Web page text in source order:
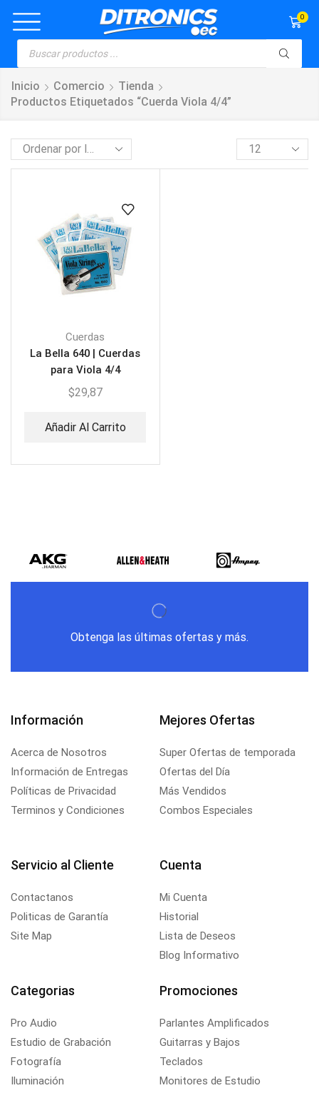
0
Inicio Comercio
Tienda
Productos Etiquetados “cuerda Viola 4/4”
Cuerdas
La Bella 640 | Cuerdas
para Viola 4/4
$29,87
Añadir Al Carrito
Obtenga las últimas ofertas y más.
Información
Acerca de Nosotros
Información de Entregas
Políticas de Privacidad
Terminos y Condiciones
Mejores Ofertas
Super Ofertas de temporada
Ofertas del Día
Más Vendidos
Combos Especiales
Servicio al Cliente
Contactanos
Politicas de Garantía
Site Map
Cuenta
Mi Cuenta
Historial
Lista de Deseos
Blog Informativo
Categorias
Pro Audio
Estudio de Grabación
Fotografía
Iluminación
Promociones
Parlantes Amplificados
Guitarras y Bajos
Teclados
Monitores de Estudio